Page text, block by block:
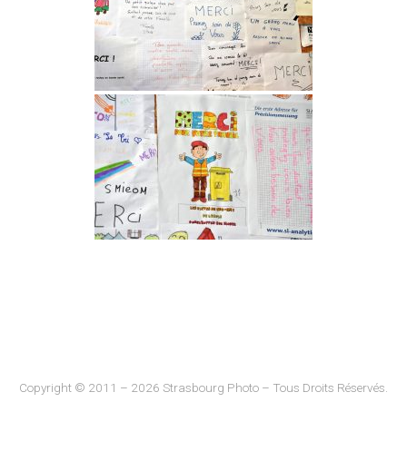
Copyright © 2011 – 2026 Strasbourg Photo – Tous Droits Réservés.